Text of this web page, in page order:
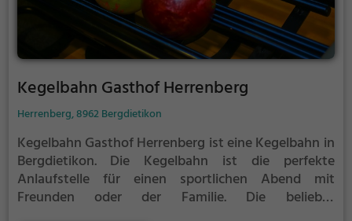
Kegelbahn Gasthof Herrenberg
Herrenberg, 8962 Bergdietikon
Kegelbahn Gasthof Herrenberg ist eine Kegelbahn in
Bergdietikon. Die Kegelbahn ist die perfekte
Anlaufstelle für einen sportlichen Abend mit
Freunden oder der Familie. Die beliebte